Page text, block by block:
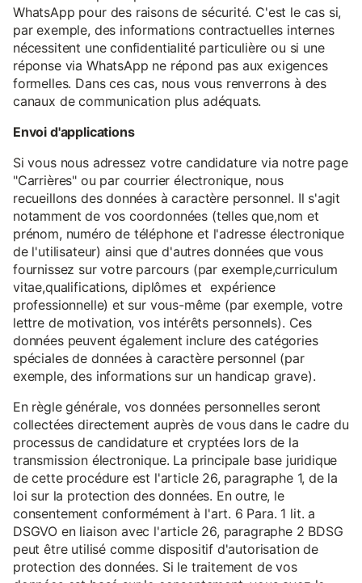
WhatsApp pour des raisons de sécurité. C'est le cas si,
par exemple, des informations contractuelles internes
nécessitent une confidentialité particulière ou si une
réponse via WhatsApp ne répond pas aux exigences
formelles. Dans ces cas, nous vous renverrons à des
canaux de communication plus adéquats.
Envoi d'applications
Si vous nous adressez votre candidature via notre page
"Carrières" ou par courrier électronique, nous
recueillons des données à caractère personnel. Il s'agit
notamment de vos coordonnées (telles que,nom et
prénom, numéro de téléphone et l'adresse électronique
de l'utilisateur) ainsi que d'autres données que vous
fournissez sur votre parcours (par exemple,curriculum
vitae,qualifications, diplômes et expérience
professionnelle) et sur vous-même (par exemple, votre
lettre de motivation, vos intérêts personnels). Ces
données peuvent également inclure des catégories
spéciales de données à caractère personnel (par
exemple, des informations sur un handicap grave).
En règle générale, vos données personnelles seront
collectées directement auprès de vous dans le cadre du
processus de candidature et cryptées lors de la
transmission électronique. La principale base juridique
de cette procédure est l'article 26, paragraphe 1, de la
loi sur la protection des données. En outre, le
consentement conformément à l'art. 6 Para. 1 lit. a
DSGVO en liaison avec l'article 26, paragraphe 2 BDSG
peut être utilisé comme dispositif d'autorisation de
protection des données. Si le traitement de vos